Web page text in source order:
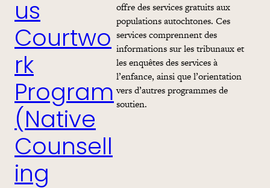
us
Courtwo
rk
Program
(Native
Counsell
ing
offre des services gratuits aux
populations autochtones. Ces
services comprennent des
informations sur les tribunaux et
les enquêtes des services à
l’enfance, ainsi que l’orientation
vers d’autres programmes de
soutien.